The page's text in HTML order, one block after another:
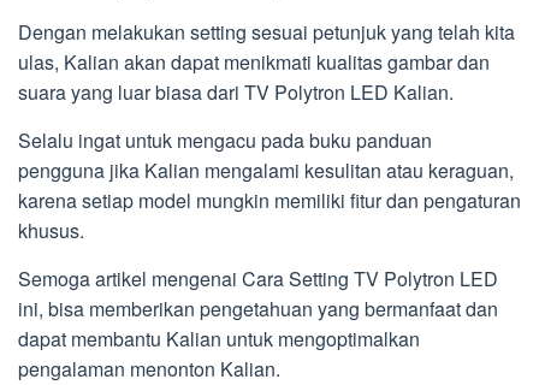
Dengan melakukan setting sesuai petunjuk yang telah kita
ulas, Kalian akan dapat menikmati kualitas gambar dan
suara yang luar biasa dari TV Polytron LED Kalian.
Selalu ingat untuk mengacu pada buku panduan
pengguna jika Kalian mengalami kesulitan atau keraguan,
karena setiap model mungkin memiliki fitur dan pengaturan
khusus.
Semoga artikel mengenai Cara Setting TV Polytron LED
ini, bisa memberikan pengetahuan yang bermanfaat dan
dapat membantu Kalian untuk mengoptimalkan
pengalaman menonton Kalian.